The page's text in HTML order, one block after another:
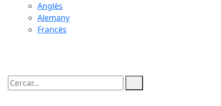
Anglès
Alemany
Francès
Cercar: